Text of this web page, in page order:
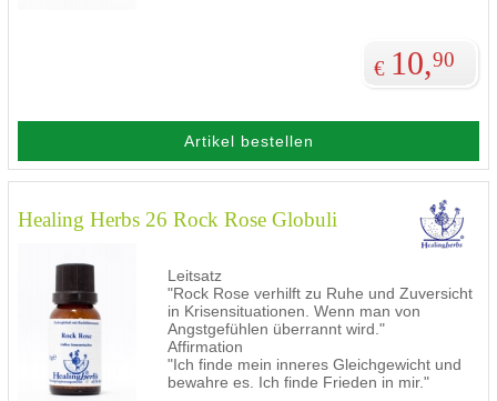
€ 10,90
Artikel bestellen
Healing Herbs 26 Rock Rose Globuli
Leitsatz
"Rock Rose verhilft zu Ruhe und Zuversicht
in Krisensituationen. Wenn man von
Angstgefühlen überrannt wird."
Affirmation
"Ich finde mein inneres Gleichgewicht und
bewahre es. Ich finde Frieden in mir."